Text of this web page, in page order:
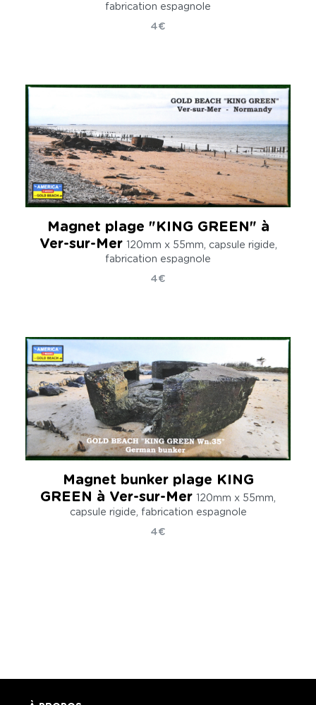
fabrication espagnole
4€
Magnet plage "KING GREEN" à
Ver-sur-Mer 120mm x 55mm, capsule rigide,
fabrication espagnole
4€
Magnet bunker plage KING
GREEN à Ver-sur-Mer 120mm x 55mm,
capsule rigide, fabrication espagnole
4€